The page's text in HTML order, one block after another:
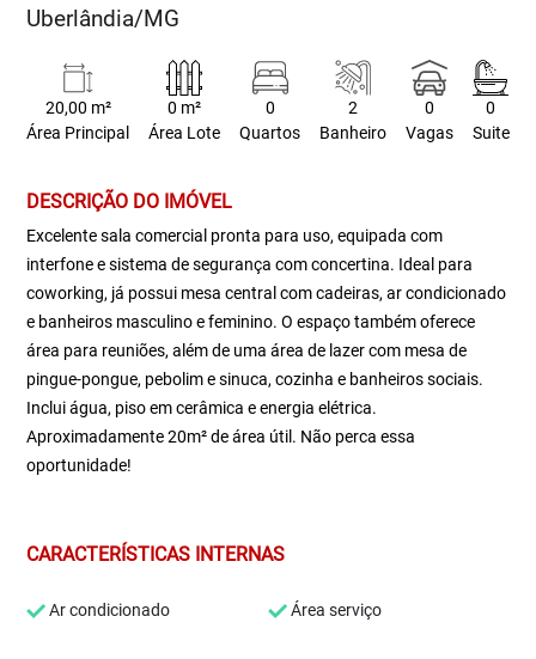
Uberlândia/MG
20,00 m²
Área Principal
0 m²
Área Lote
0
Quartos
2
Banheiro
0
Vagas
0
Suite
DESCRIÇÃO DO IMÓVEL
Excelente sala comercial pronta para uso, equipada com
interfone e sistema de segurança com concertina. Ideal para
coworking, já possui mesa central com cadeiras, ar condicionado
e banheiros masculino e feminino. O espaço também oferece
área para reuniões, além de uma área de lazer com mesa de
pingue-pongue, pebolim e sinuca, cozinha e banheiros sociais.
Inclui água, piso em cerâmica e energia elétrica.
Aproximadamente 20m² de área útil. Não perca essa
oportunidade!
CARACTERÍSTICAS INTERNAS
Ar condicionado Área serviço